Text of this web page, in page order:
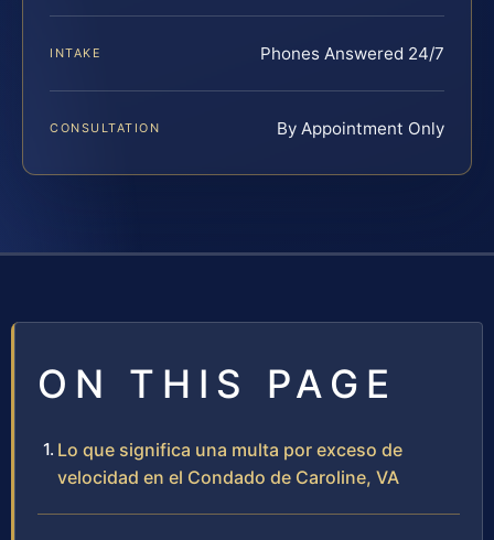
INTAKE Phones Answered 24/7
CONSULTATION By Appointment Only
ON THIS PAGE
Lo que significa una multa por exceso de
velocidad en el Condado de Caroline, VA